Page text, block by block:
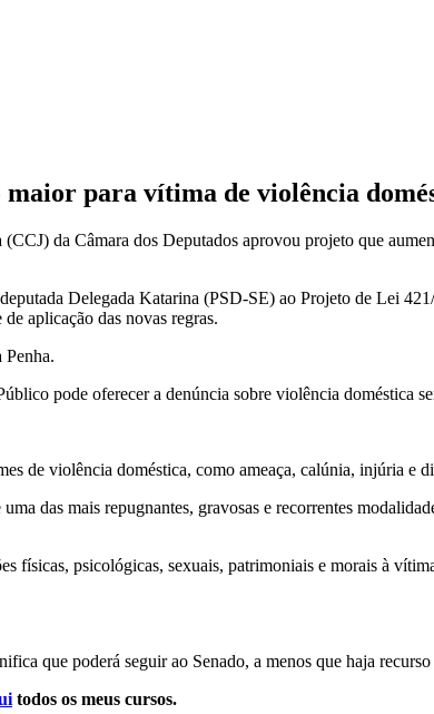
para vítima de violência
da Câmara dos Deputados aprovou projeto que
Delegada Katarina (PSD-SE) ao Projeto de Lei
aplicação das novas regras.
pode oferecer a denúncia sobre violência doméstica
de violência doméstica, como ameaça, calúnia, injúria e
das mais repugnantes, gravosas e recorrentes
físicas, psicológicas, sexuais, patrimoniais e morais à
que poderá seguir ao Senado, a menos que haja
todos os meus cursos.